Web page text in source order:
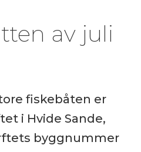
av juli
fiskebåten er
i Hvide Sande,
byggnummer